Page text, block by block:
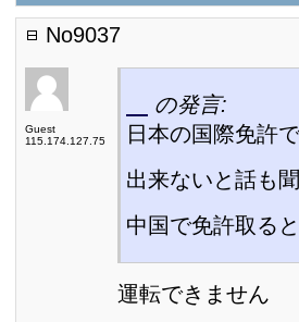
No9037
Guest
115.174.127.75
の発言:
日本の国際免許
出来ないと話も
中国で免許取る
運転できません